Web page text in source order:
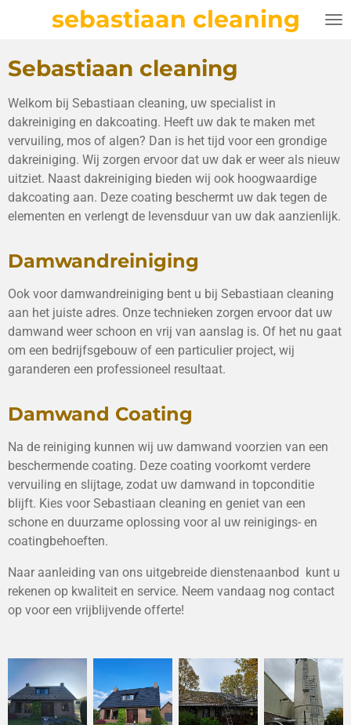
de
sebastiaan cleaning
Sebastiaan cleaning
Welkom bij Sebastiaan cleaning, uw specialist in
dakreiniging en dakcoating. Heeft uw dak te maken met
vervuiling, mos of algen? Dan is het tijd voor een grondige
dakreiniging. Wij zorgen ervoor dat uw dak er weer als nieuw
uitziet. Naast dakreiniging bieden wij ook hoogwaardige
dakcoating aan. Deze coating beschermt uw dak tegen de
elementen en verlengt de levensduur van uw dak aanzienlijk.
Damwandreiniging
Ook voor damwandreiniging bent u bij Sebastiaan cleaning
aan het juiste adres. Onze technieken zorgen ervoor dat uw
damwand weer schoon en vrij van aanslag is. Of het nu gaat
om een bedrijfsgebouw of een particulier project, wij
garanderen een professioneel resultaat.
Damwand Coating
Na de reiniging kunnen wij uw damwand voorzien van een
beschermende coating. Deze coating voorkomt verdere
vervuiling en slijtage, zodat uw damwand in topconditie
blijft. Kies voor Sebastiaan cleaning en geniet van een
schone en duurzame oplossing voor al uw reinigings- en
coatingbehoeften.
Naar aanleiding van ons uitgebreide dienstenaanbod kunt u
rekenen op kwaliteit en service. Neem vandaag nog contact
op voor een vrijblijvende offerte!